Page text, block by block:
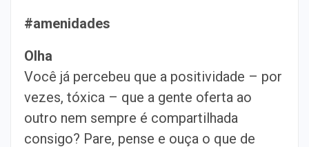
#amenidades
Olha
Você já percebeu que a positividade – por
vezes, tóxica – que a gente oferta ao
outro nem sempre é compartilhada
consigo? Pare, pense e ouça o que de